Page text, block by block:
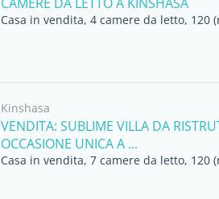
Casa in vendita, 4 camere da letto, 120
Kinshasa
VENDITA: SUBLIME VILLA DA
OCCASIONE UNICA A ...
Casa in vendita, 7 camere da letto, 120